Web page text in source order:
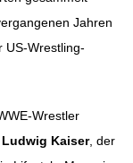
Jahren
US-Wrestling-
Wrestler
Ludwig Kaiser, der